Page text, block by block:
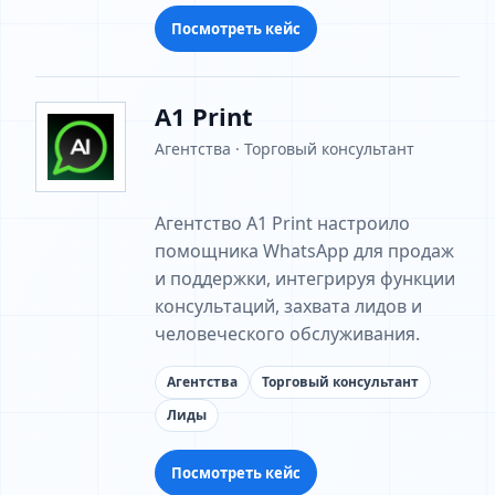
Посмотреть кейс
A1 Print
Агентства · Торговый консультант
Агентство A1 Print настроило
помощника WhatsApp для продаж
и поддержки, интегрируя функции
консультаций, захвата лидов и
человеческого обслуживания.
Агентства
Торговый консультант
Лиды
Посмотреть кейс